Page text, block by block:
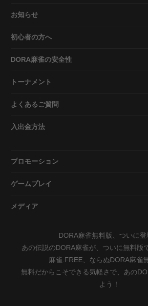
お知らせ
初心者の方へ
DORA麻雀の安全性
トーナメント
よくあるご質問
入出金方法
プロモーション
ゲームプレイ
メディア
DORA麻雀無料版、ついに登
あの伝説のDORA麻雀が、ついに無料
麻雀.FREE、ならぬDORA麻雀
無料だからこそできる気軽さで、あの
よう！